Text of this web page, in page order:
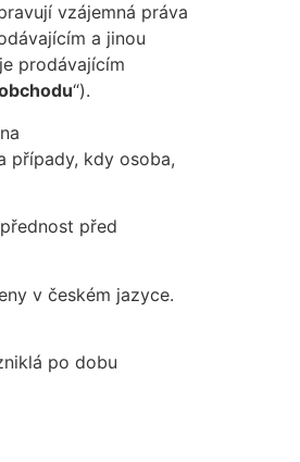
vzájemná práva
a jinou
prodávajícím
“).
případy, kdy osoba,
před
v českém jazyce.
po dobu